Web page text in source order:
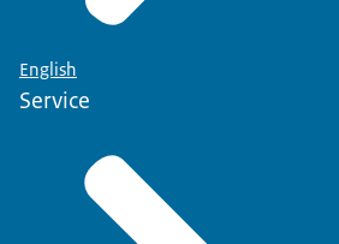
English
Service